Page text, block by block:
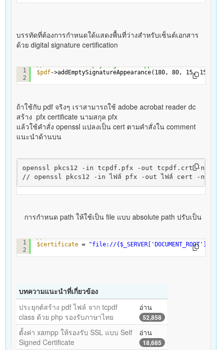
บรรทัดที่ต้องการกำหนดใด้แสดงพื้นที่ว่างสำหรับเซ็นต์เอกสาร
ด้วย digital signature certification
1
2
$pdf->addEmptySignatureAppearance(180, 80, 15, 15);
ถ้าใช้กับ pdf จริงๆ เราสามารถใช้ adobe acrobat reader dc
สร้าง pfx certificate นามสกุล pfx
แล้วใช้คำสั่ง openssl แปลงเป็น cert ตามคำสั่งใน comment
แนะนำด้านบน
openssl pkcs12 -in tcpdf.pfx -out tcpdf.crt -nodes
// openssl pkcs12 -in ไฟล์ pfx -out ไฟล์ cert -nodes
การกำหนด path ให้ใช้เป็น file แบบ absolute path ปรับเป็น
1
2
$certificate = "file://
บทความแนะนำที่เกี่ยวข้อง
ประยุกต์สร้าง pdf ไฟล์ จาก tcpdf
class ด้วย php รองรับภาษาไทย
อ่าน
52,858
ตั้งค่า xampp ให้รองรับ SSL แบบ Self
Signed Certificate
อ่าน
18,685